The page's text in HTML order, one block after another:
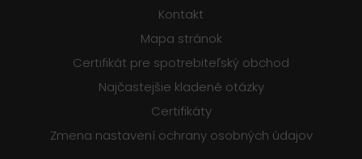
Kontakt
Mapa stránok
Certifikát pre spotrebiteľský obchod
Najčastejšie kladené otázky
Certifikáty
Zmena nastavení ochrany osobných údajov